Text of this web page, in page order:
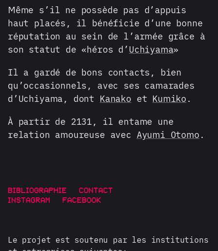
Même s’il ne possède pas d’appuis
haut placés, il bénéficie d’une bonne
réputation au sein de l’armée grâce à
son statut de «héros d’ Uchiyama»
Il a gardé de bons contacts, bien
qu’occasionnels, avec ses camarades
d’Uchiyama, dont Kanako et Kumiko .
À partir de 2131, il entame une
relation amoureuse avec Ayumi Otomo .
BIBLIOGRAPHIE
CONTACT
INSTAGRAM
FACEBOOK
Le projet est soutenu par les institutions